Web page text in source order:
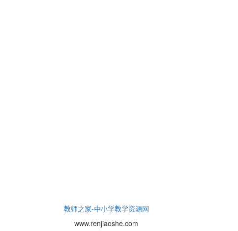
教师之家-中小学教学资源网
www.renjiaoshe.com